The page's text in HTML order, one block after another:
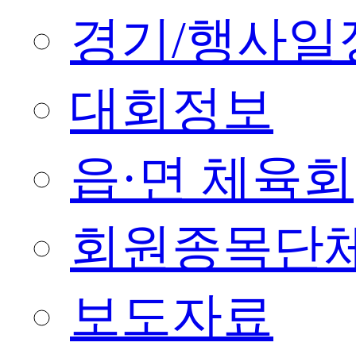
경기/행사일
대회정보
읍·면 체육회
회원종목단
보도자료